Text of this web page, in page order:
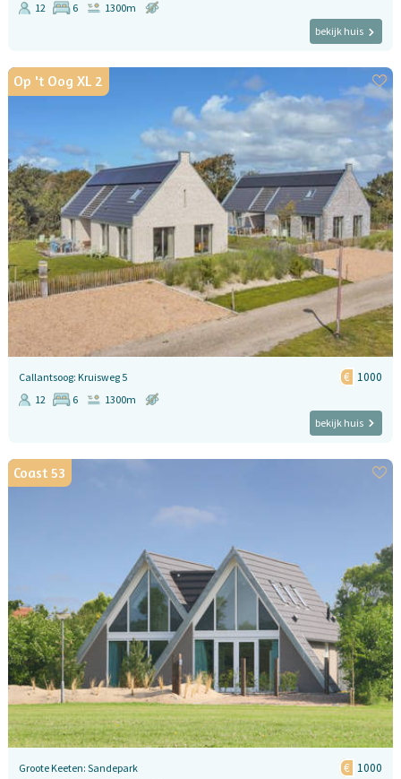
12 6
1300m
bekijk huis
Op 't Oog XL 2
Callantsoog: Kruisweg 5 1000
12 6
1300m
bekijk huis
Coast 53
Groote Keeten: Sandepark 1000